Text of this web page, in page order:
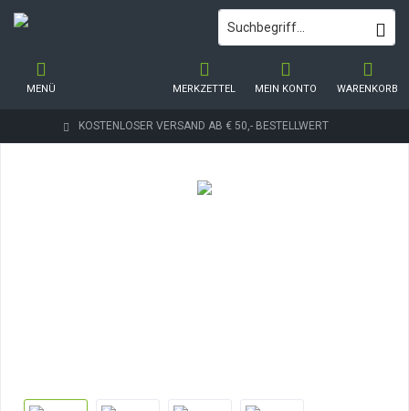
KOSTENLOSER VERSAND AB € 50,- BESTELLWERT
WARENKORB
MERKZETTEL MEIN KONTO
MENÜ